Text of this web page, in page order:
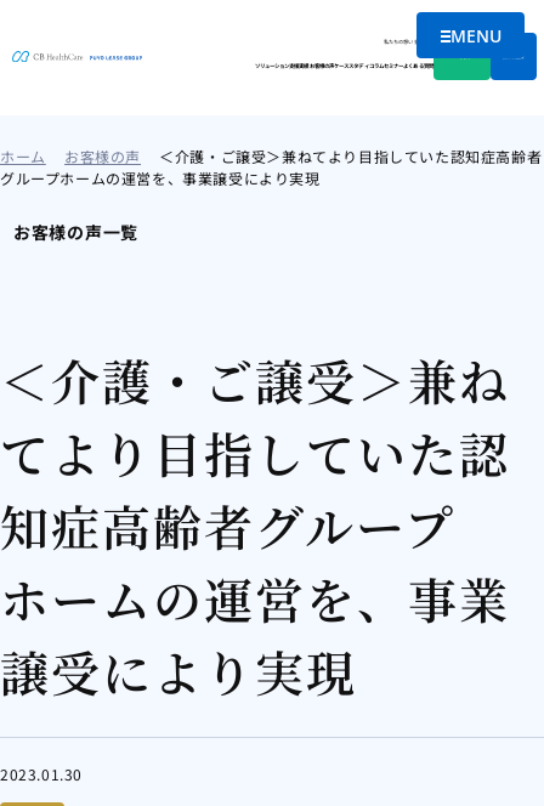
メニュー
MENU
私たちの想い会社情報
ソリューション支援実績お客様の声ケーススタディコラムセミナーよくある質問
ホーム お客様の声
＜介護・ご譲受＞兼ねてより目指していた認知症高齢者
グループホームの運営を、事業譲受により実現
お客様の声一覧
＜介護・ご譲受＞兼ね
てより目指していた認
知症高齢者グループ
ホームの運営を、事業
譲受により実現
2023.01.30